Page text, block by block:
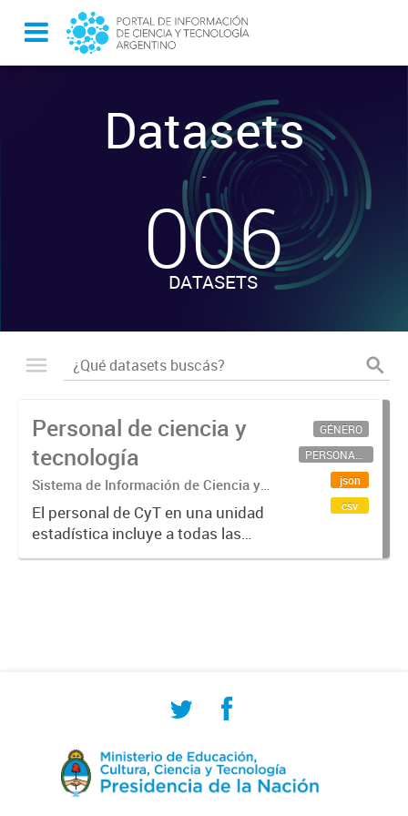
Datasets
-
006
DATASETS
Personal de ciencia y
tecnología
Sistema de Información de Ciencia y
Tecnología Argentino (SICYTAR)
El personal de CyT en una unidad
estadística incluye a todas las
personas involucradas
GÉNERO
PERSONAL CIENTÍFICO-TECNOLÓGICO
json
csv